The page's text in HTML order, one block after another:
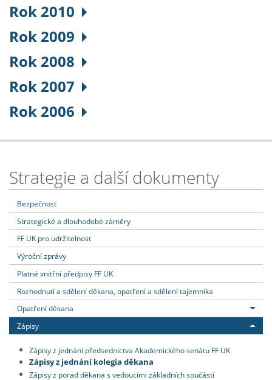
Rok 2010
Rok 2009
Rok 2008
Rok 2007
Rok 2006
Strategie a další dokumenty
Bezpečnost
Strategické a dlouhodobé záměry
FF UK pro udržitelnost
Výroční zprávy
Platné vnitřní předpisy FF UK
Rozhodnutí a sdělení děkana, opatření a sdělení tajemníka
Opatření děkana
Zápisy
Zápisy z jednání předsednictva Akademického senátu FF UK
Zápisy z jednání kolegia děkana
Zápisy z porad děkana s vedoucími základních součástí